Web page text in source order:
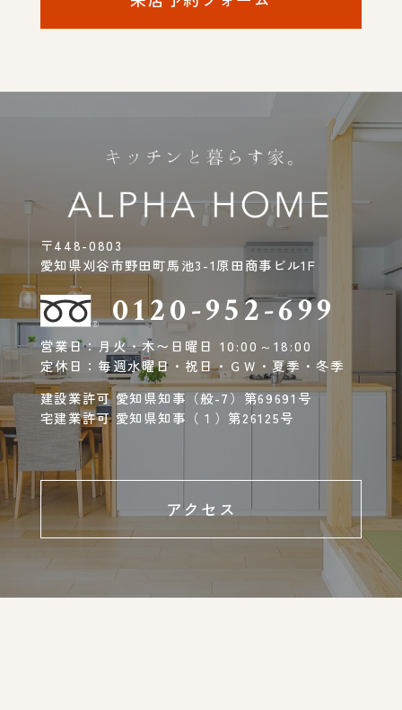
〒448-0803
愛知県刈谷市野田町馬池3-1原田商事ビル1F
0120-952-699
営業日：月火・木〜日曜日 10:00～18:00
定休日：毎週水曜日・祝日・ＧＷ・夏季・冬季
建設業許可 愛知県知事（般-7）第69691号
宅建業許可 愛知県知事（１）第26125号
アクセス